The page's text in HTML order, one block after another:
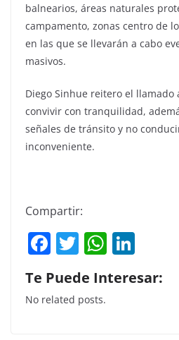
balnearios, áreas naturales
campamento, zonas centro de
en las que se llevarán a cabo
masivos.
Diego Sinhue reitero el llamado
convivir con tranquilidad,
señales de tránsito y no
inconveniente.
Compartir:
F
a
c
e
T
w
itt
er
W
h
at k
Te Puede Interesar:
No related posts.